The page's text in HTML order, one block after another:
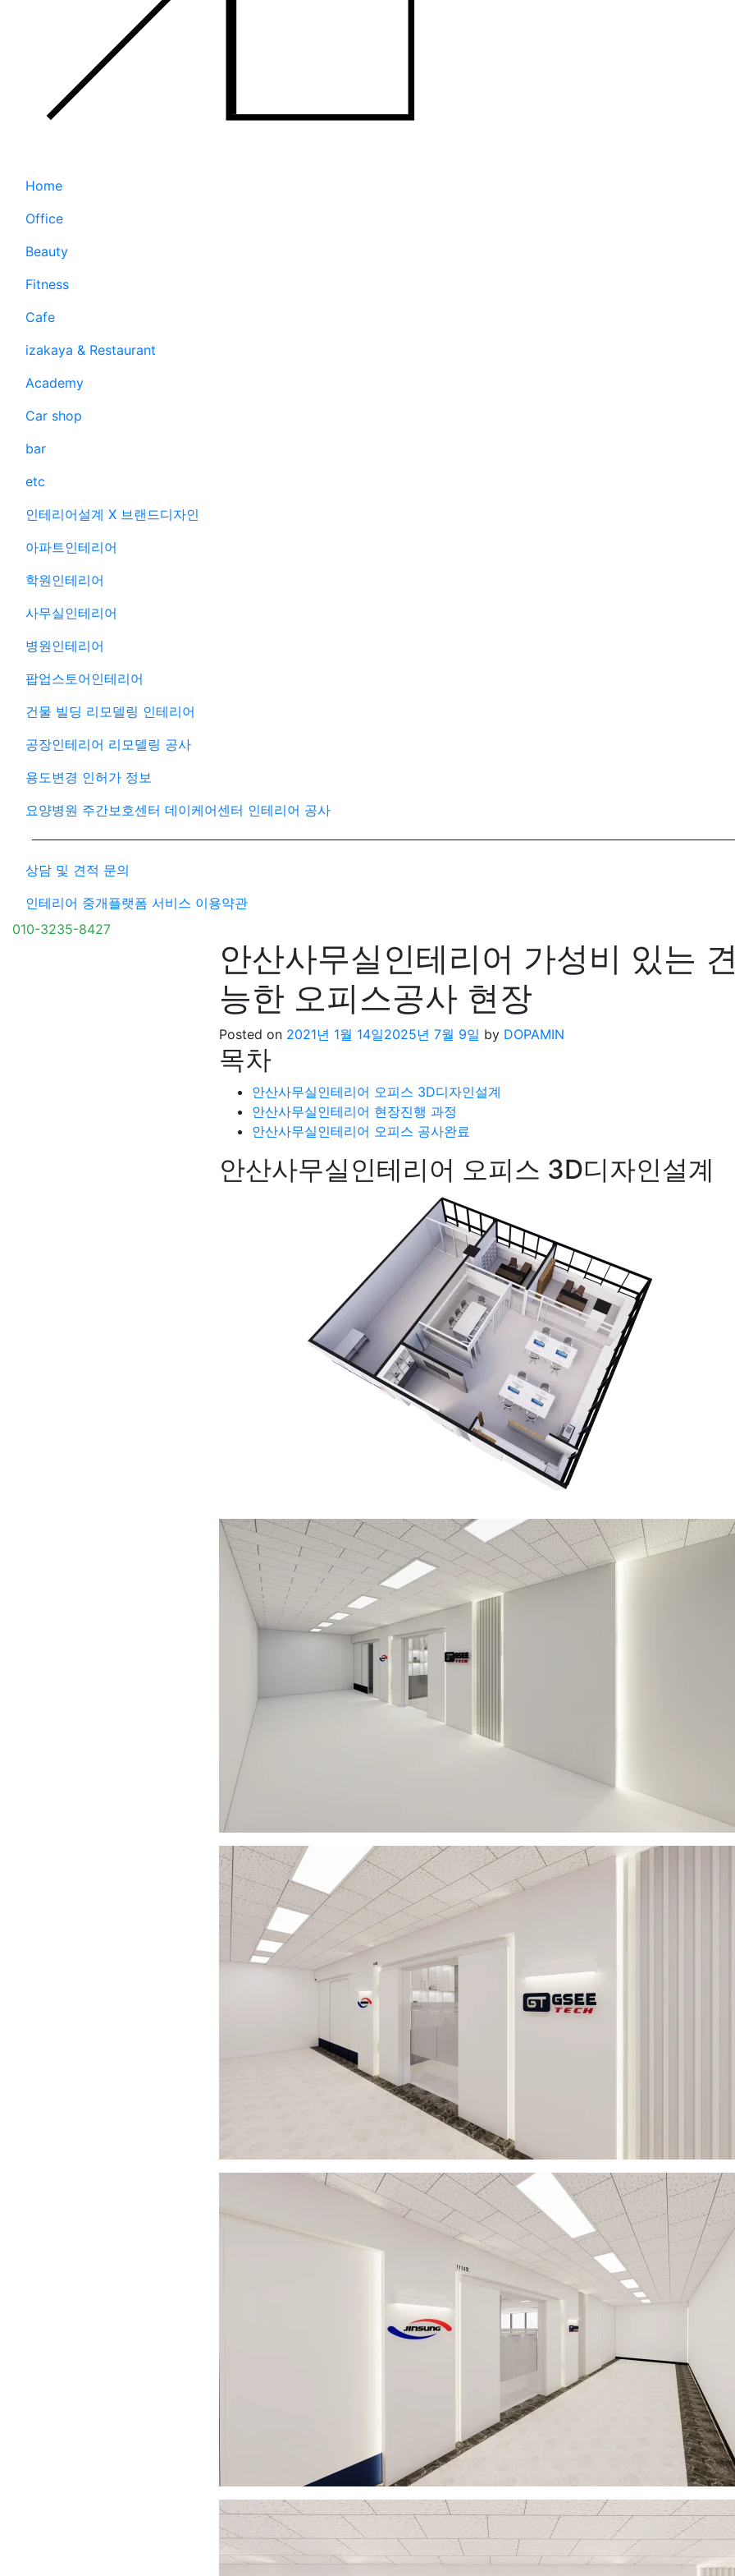
Home
Office
Beauty
Fitness
Cafe
izakaya & Restaurant
Academy
Car shop
bar
etc
인테리어설계 X 브랜드디자인
아파트인테리어
학원인테리어
사무실인테리어
병원인테리어
팝업스토어인테리어
건물 빌딩 리모델링 인테리어
공장인테리어 리모델링 공사
용도변경 인허가 정보
요양병원 주간보호센터 데이케어센터 인테리어 공사
상담 및 견적 문의
인테리어 중개플랫폼 서비스 이용약관
010-3235-8427
안산사무실인테리어 가성비 있는
능한 오피스공사 현장
Posted on 2021년 1월 14일2025년 7월 9일 by DOPAMIN
목차
안산사무실인테리어 오피스 3D디자인설계
안산사무실인테리어 현장진행 과정
안산사무실인테리어 오피스 공사완료
안산사무실인테리어 오피스 3D디자인설계